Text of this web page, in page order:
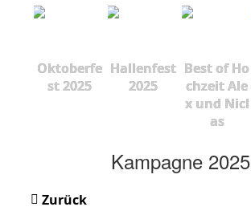
Oktoberfe
st 2025
Hallenfest
2025
Best of Ho
chzeit Ale
x und Nicl
as
Kampagne 2025
Zurück